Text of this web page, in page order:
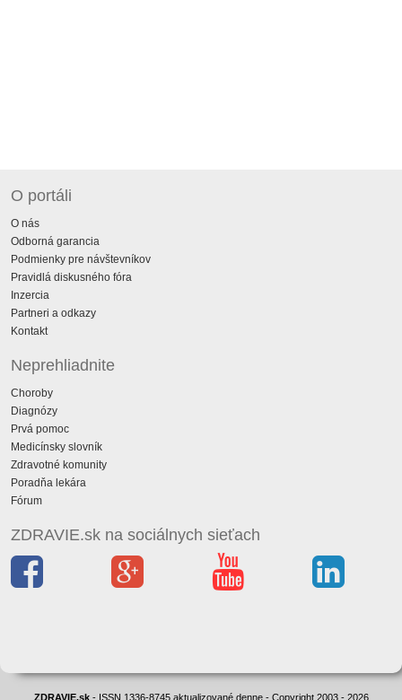
O portáli
O nás
Odborná garancia
Podmienky pre návštevníkov
Pravidlá diskusného fóra
Inzercia
Partneri a odkazy
Kontakt
Neprehliadnite
Choroby
Diagnózy
Prvá pomoc
Medicínsky slovník
Zdravotné komunity
Poradňa lekára
Fórum
ZDRAVIE.sk na sociálnych sieťach
ZDRAVIE.sk- ISSN 1336-8745 aktualizované denne - Copyright 2003 - 2026